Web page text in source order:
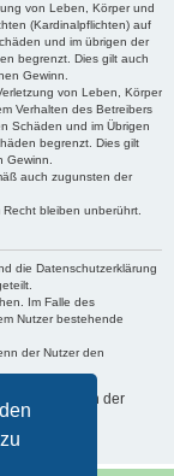
von Leben, Körper und
(Kardinalpflichten) auf
und im übrigen der
begrenzt. Dies gilt auch
Gewinn.
von Leben, Körper
Verhalten des Betreibers
Schäden und im Übrigen
begrenzt. Dies gilt
auch zugunsten der
bleiben unberührt.
die Datenschutzerklärung
Im Falle des
Nutzer bestehende
der Nutzer den
Daten sind in der